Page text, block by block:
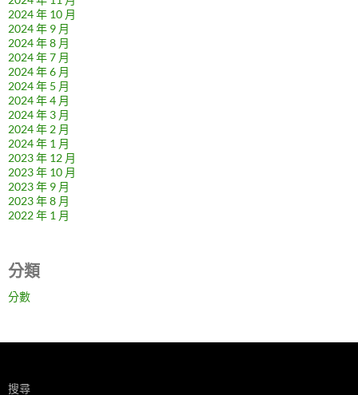
2024 年 10 月
2024 年 9 月
2024 年 8 月
2024 年 7 月
2024 年 6 月
2024 年 5 月
2024 年 4 月
2024 年 3 月
2024 年 2 月
2024 年 1 月
2023 年 12 月
2023 年 10 月
2023 年 9 月
2023 年 8 月
2022 年 1 月
分類
分數
搜尋